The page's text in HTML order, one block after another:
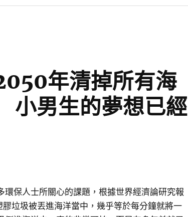
年清掉所有海
男生的夢想已經
環保人士所關心的課題，根據世界經濟論研究報
垃圾被丟進海洋當中，幾乎等於每分鐘就將一